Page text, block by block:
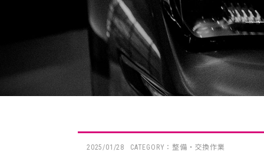
2025/01/28 CATEGORY：整備・交換作業